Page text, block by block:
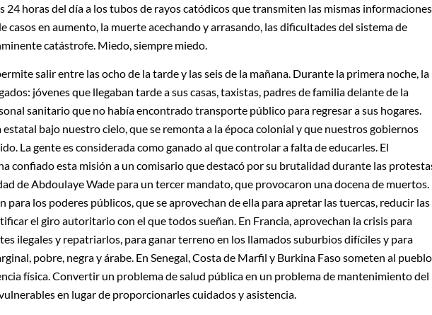
24 horas del día a los tubos de rayos catódicos que transmiten las mismas informaciones
casos en aumento, la muerte acechando y arrasando, las dificultades del sistema de
catástrofe. Miedo, siempre miedo.
salir entre las ocho de la tarde y las seis de la mañana. Durante la primera noche, la
jóvenes que llegaban tarde a sus casas, taxistas, padres de familia delante de la
sanitario que no había encontrado transporte público para regresar a sus hogares.
bajo nuestro cielo, que se remonta a la época colonial y que nuestros gobiernos
La gente es considerada como ganado al que controlar a falta de educarles. El
confiado esta misión a un comisario que destacó por su brutalidad durante las
de Abdoulaye Wade para un tercer mandato, que provocaron una docena de muertos.
para los poderes públicos, que se aprovechan de ella para apretar las tuercas, reducir las
el giro autoritario con el que todos sueñan. En Francia, aprovechan la crisis para
ilegales y repatriarlos, para ganar terreno en los llamados suburbios difíciles y para
pobre, negra y árabe. En Senegal, Costa de Marfil y Burkina Faso someten al pueblo
física. Convertir un problema de salud pública en un problema de mantenimiento del
en lugar de proporcionarles cuidados y asistencia.